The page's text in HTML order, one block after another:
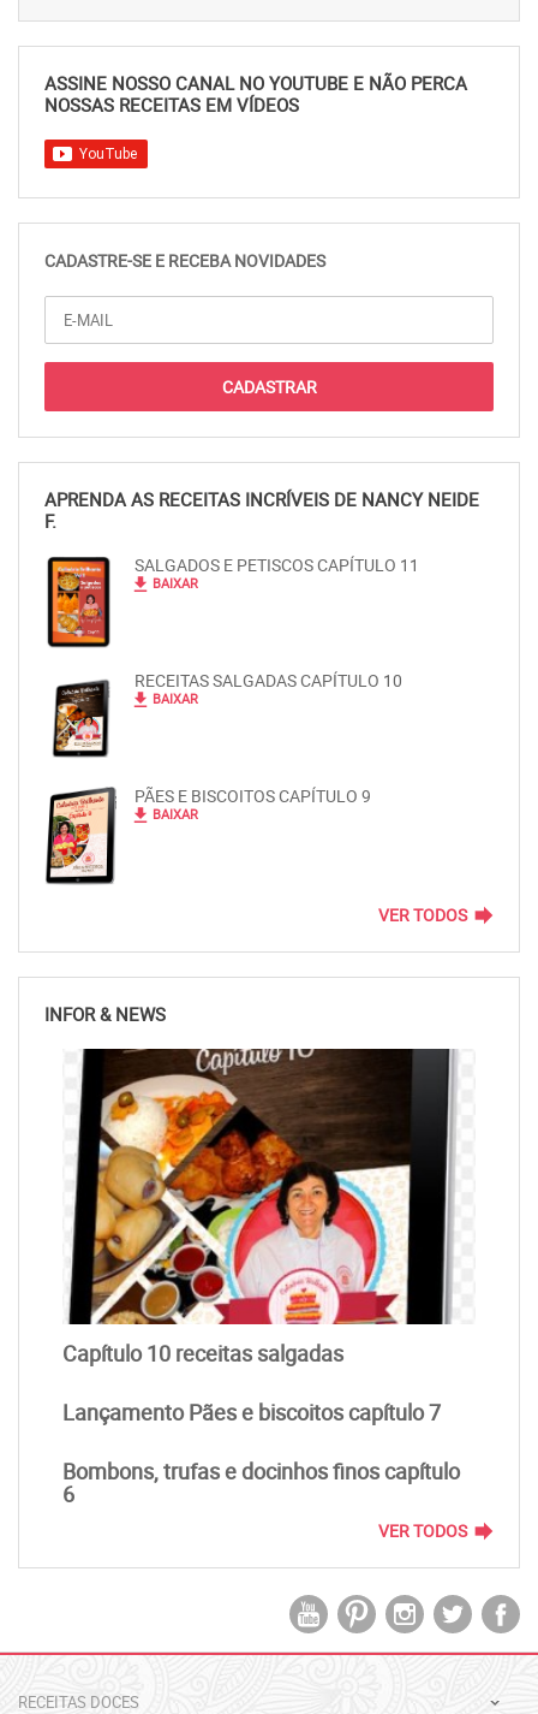
ASSINE NOSSO CANAL NO YOUTUBE E NÃO PERCA
NOSSAS RECEITAS EM VÍDEOS
CADASTRE-SE E RECEBA NOVIDADES
APRENDA AS RECEITAS INCRÍVEIS DE NANCY NEIDE
F.
SALGADOS E PETISCOS CAPÍTULO 11
file_download BAIXAR
RECEITAS SALGADAS CAPÍTULO 10
file_download BAIXAR
PÃES E BISCOITOS CAPÍTULO 9
file_download BAIXAR
VER TODOS forward
INFOR & NEWS
Capítulo 10 receitas salgadas
Lançamento Pães e biscoitos capítulo 7
Bombons, trufas e docinhos finos capítulo
6
VER TODOS forward
RECEITAS DOCES